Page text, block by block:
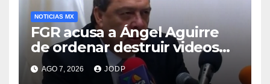
NOTICIAS MX
FGR acusa a Ángel Aguirre
de ordenar destruir videos
clave del caso Ayotzinapa
AGO 7, 2026 JODP